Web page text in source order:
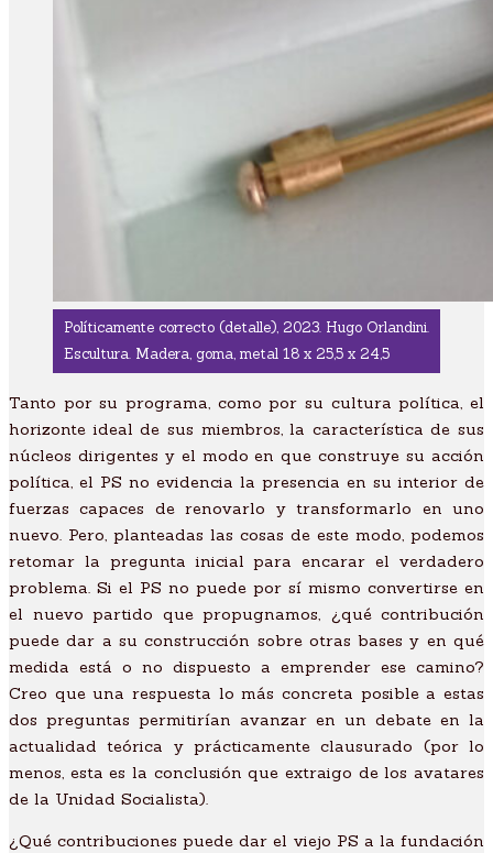
Políticamente correcto (detalle), 2023. Hugo Orlandini.
Escultura. Madera, goma, metal 18 x 25,5 x 24,5
Tanto por su programa, como por su cultura política, el
horizonte ideal de sus miembros, la característica de sus
núcleos dirigentes y el modo en que construye su acción
política, el PS no evidencia la presencia en su interior de
fuerzas capaces de renovarlo y transformarlo en uno
nuevo. Pero, planteadas las cosas de este modo, podemos
retomar la pregunta inicial para encarar el verdadero
problema. Si el PS no puede por sí mismo convertirse en
el nuevo partido que propugnamos, ¿qué contribución
puede dar a su construcción sobre otras bases y en qué
medida está o no dispuesto a emprender ese camino?
Creo que una respuesta lo más concreta posible a estas
dos preguntas permitirían avanzar en un debate en la
actualidad teórica y prácticamente clausurado (por lo
menos, esta es la conclusión que extraigo de los avatares
de la Unidad Socialista).
¿Qué contribuciones puede dar el viejo PS a la fundación